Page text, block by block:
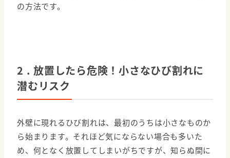
の方法です。
2 . 放置したら危険！小さなひび割れに
潜むリスク
外壁に現れるひび割れは、最初のうちは小さなものか
ら始まります。それほど気にならない場合も多いた
め、何となく放置してしまいがちですが、知らぬ間に